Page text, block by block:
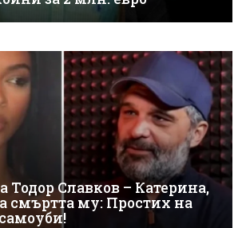
Тодор Славков – Катерина,
смъртта му: Простих на